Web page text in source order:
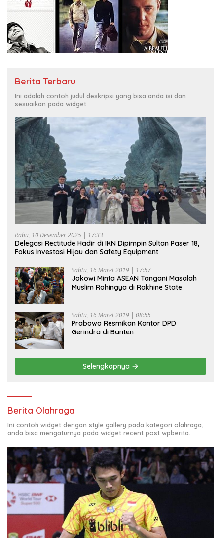
Berita Terbaru
Ini adalah contoh judul deskripsi yang bisa anda isi dan
sesuaikan pada widget
Rabu, 10 Desember 2025 | 17:33
Delegasi Rectitude Hadir di IKN Dipimpin Sultan Paser 18,
Fokus Investasi Hijau dan Safety Equipment
Sabtu, 16 Maret 2019 | 17:57
Jokowi Minta ASEAN Tangani Masalah
Muslim Rohingya di Rakhine State
Sabtu, 16 Maret 2019 | 08:55
Prabowo Resmikan Kantor DPD
Gerindra di Banten
Selengkapnya
Berita Olahraga
Ini contoh widget dengan style gallery pada kategori olahraga,
anda bisa mengaturnya pada widget recent post wpberita.